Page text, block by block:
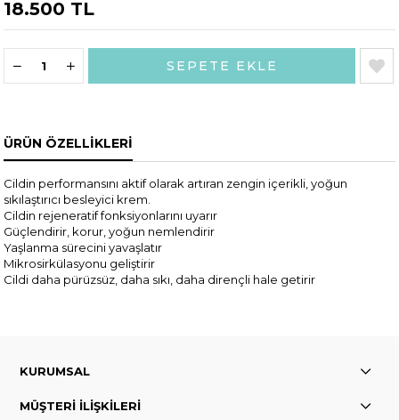
18.500 TL
ÜRÜN ÖZELLIKLERI
Cildin performansını aktif olarak artıran zengin içerikli, yoğun
sıkılaştırıcı besleyici krem.
Cildin rejeneratif fonksiyonlarını uyarır
Güçlendirir, korur, yoğun nemlendirir
Yaşlanma sürecini yavaşlatır
Mikrosirkülasyonu geliştirir
Cildi daha pürüzsüz, daha sıkı, daha dirençli hale getirir
KURUMSAL
MÜŞTERİ İLİŞKİLERİ